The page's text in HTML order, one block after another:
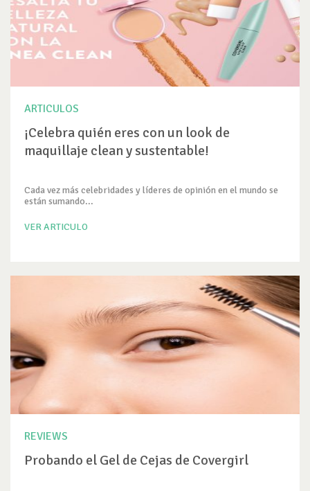
ARTICULOS
¡Celebra quién eres con un look de
maquillaje clean y sustentable!
Cada vez más celebridades y líderes de opinión en el mundo se
están sumando...
VER ARTICULO
REVIEWS
Probando el Gel de Cejas de Covergirl